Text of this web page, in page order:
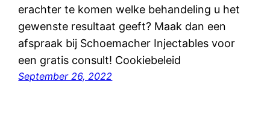
erachter te komen welke behandeling u het
gewenste resultaat geeft? Maak dan een
afspraak bij Schoemacher Injectables voor
een gratis consult! Cookiebeleid
September 26, 2022